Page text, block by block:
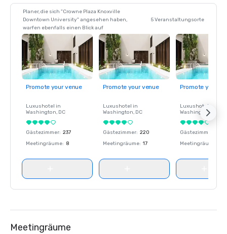
Planer, die sich "Crowne Plaza Knoxville
Downtown University" angesehen haben,
warfen ebenfalls einen Blick auf
5 Veranstaltungsorte
Promote your venue
Luxushotel in
Washington, DC
Gästezimmer: 237
Meetingräume: 8
Promote your venue
Luxushotel in
Washington, DC
Gästezimmer: 220
Meetingräume: 17
Promote your
Luxushotel in
Washington
Gästezimmer
Meetingräume
Meetingräume